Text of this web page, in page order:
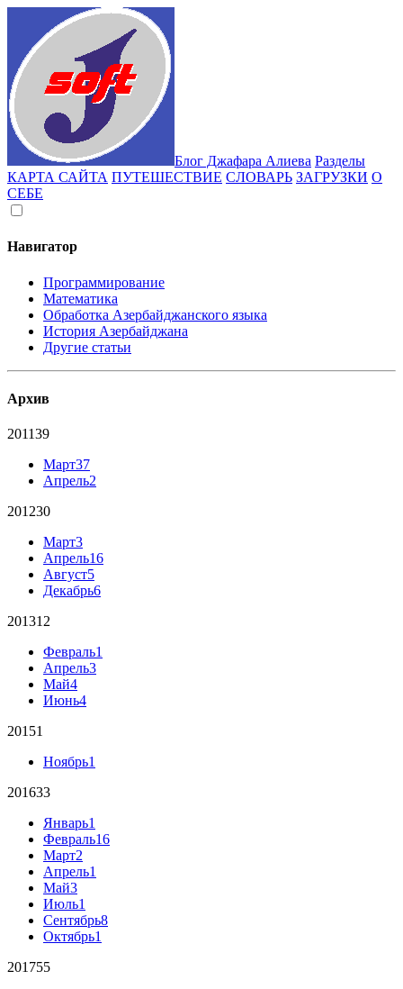
Блог Джафара Алиева Разделы
КАРТА САЙТА ПУТЕШЕСТВИЕ СЛОВАРЬ ЗАГРУЗКИ О
СЕБЕ
Навигатор
Программирование
Математика
Обработка Азербайджанского языка
История Азербайджана
Другие статьи
Архив
201139
Март37
Апрель2
201230
Март3
Апрель16
Август5
Декабрь6
201312
Февраль1
Апрель3
Май4
Июнь4
20151
Ноябрь1
201633
Январь1
Февраль16
Март2
Апрель1
Май3
Июль1
Сентябрь8
Октябрь1
201755